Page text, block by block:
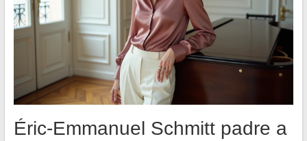
Éric-Emmanuel Schmitt padre a